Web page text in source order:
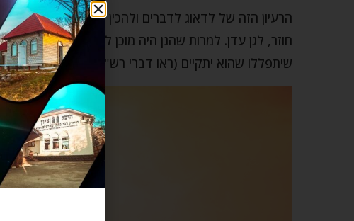
הרעיון הזה של לדאוג לדברים ולהכין אותם – הידוע
חוזר, לגן עדן. למרות שהגן היה מוכן לפרוץ ולפרוח
שיתפללו שהוא יתקיים (ראו דברי רש"י בבראשית ב, ה).